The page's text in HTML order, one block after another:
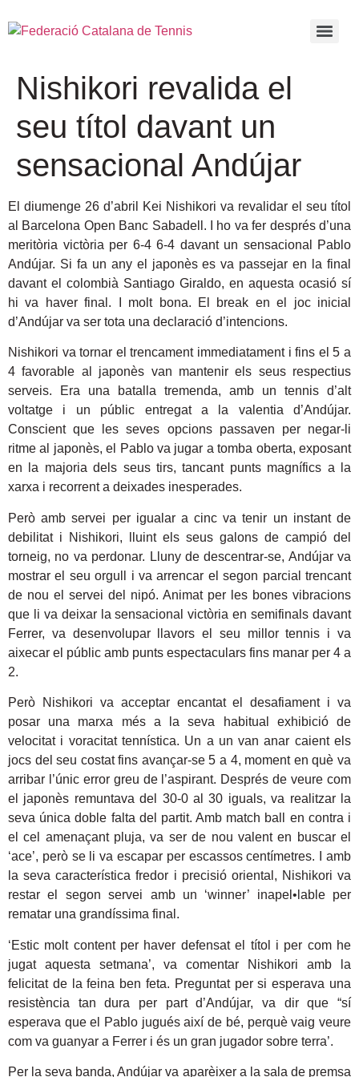
Nishikori revalida el
seu títol davant un
sensacional Andújar
El diumenge 26 d’abril Kei Nishikori va revalidar el seu títol
al Barcelona Open Banc Sabadell. I ho va fer després d’una
meritòria victòria per 6-4 6-4 davant un sensacional Pablo
Andújar. Si fa un any el japonès es va passejar en la final
davant el colombià Santiago Giraldo, en aquesta ocasió sí
hi va haver final. I molt bona. El break en el joc inicial
d’Andújar va ser tota una declaració d’intencions.
Nishikori va tornar el trencament immediatament i fins el 5 a
4 favorable al japonès van mantenir els seus respectius
serveis. Era una batalla tremenda, amb un tennis d’alt
voltatge i un públic entregat a la valentia d’Andújar.
Conscient que les seves opcions passaven per negar-li
ritme al japonès, el Pablo va jugar a tomba oberta, exposant
en la majoria dels seus tirs, tancant punts magnífics a la
xarxa i recorrent a deixades inesperades.
Però amb servei per igualar a cinc va tenir un instant de
debilitat i Nishikori, lluint els seus galons de campió del
torneig, no va perdonar. Lluny de descentrar-se, Andújar va
mostrar el seu orgull i va arrencar el segon parcial trencant
de nou el servei del nipó. Animat per les bones vibracions
que li va deixar la sensacional victòria en semifinals davant
Ferrer, va desenvolupar llavors el seu millor tennis i va
aixecar el públic amb punts espectaculars fins manar per 4 a
2.
Però Nishikori va acceptar encantat el desafiament i va
posar una marxa més a la seva habitual exhibició de
velocitat i voracitat tennística. Un a un van anar caient els
jocs del seu costat fins avançar-se 5 a 4, moment en què va
arribar l’únic error greu de l’aspirant. Després de veure com
el japonès remuntava del 30-0 al 30 iguals, va realitzar la
seva única doble falta del partit. Amb match ball en contra i
el cel amenaçant pluja, va ser de nou valent en buscar el
‘ace’, però se li va escapar per escassos centímetres. I amb
la seva característica fredor i precisió oriental, Nishikori va
restar el segon servei amb un ‘winner’ inapel•lable per
rematar una grandíssima final.
‘Estic molt content per haver defensat el títol i per com he
jugat aquesta setmana’, va comentar Nishikori amb la
felicitat de la feina ben feta. Preguntat per si esperava una
resistència tan dura per part d’Andújar, va dir que “sí
esperava que el Pablo jugués així de bé, perquè vaig veure
com va guanyar a Ferrer i és un gran jugador sobre terra’.
Per la seva banda, Andújar va aparèixer a la sala de premsa